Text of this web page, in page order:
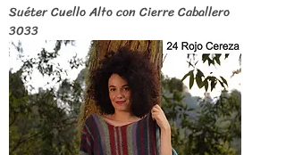
Suéter Cuello Alto con Cierre Caballero
3033